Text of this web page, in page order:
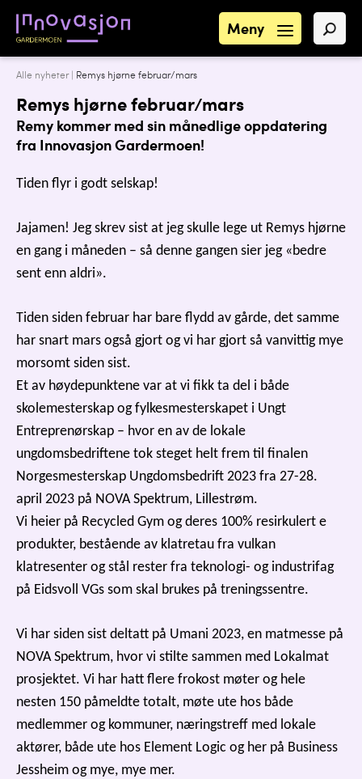
Meny
Alle nyheter| Remys hjørne februar/mars
Remys hjørne februar/mars
Remy kommer med sin månedlige oppdatering
fra Innovasjon Gardermoen!
Tiden flyr i godt selskap!
Jajamen! Jeg skrev sist at jeg skulle lege ut Remys hjørne
en gang i måneden – så denne gangen sier jeg «bedre
sent enn aldri».
Tiden siden februar har bare flydd av gårde, det samme
har snart mars også gjort og vi har gjort så vanvittig mye
morsomt siden sist.
Et av høydepunktene var at vi fikk ta del i både
skolemesterskap og fylkesmesterskapet i Ungt
Entreprenørskap – hvor en av de lokale
ungdomsbedriftene tok steget helt frem til finalen
Norgesmesterskap Ungdomsbedrift 2023 fra 27-28.
april 2023 på NOVA Spektrum, Lillestrøm.
Vi heier på Recycled Gym og deres 100% resirkulert e
produkter, bestående av klatretau fra vulkan
klatresenter og stål rester fra teknologi- og industrifag
på Eidsvoll VGs som skal brukes på treningssentre.
Vi har siden sist deltatt på Umani 2023, en matmesse på
NOVA Spektrum, hvor vi stilte sammen med Lokalmat
prosjektet. Vi har hatt flere frokost møter og hele
nesten 150 påmeldte totalt, møte ute hos både
medlemmer og kommuner, næringstreff med lokale
aktører, både ute hos Element Logic og her på Business
Jessheim og mye, mye mer.